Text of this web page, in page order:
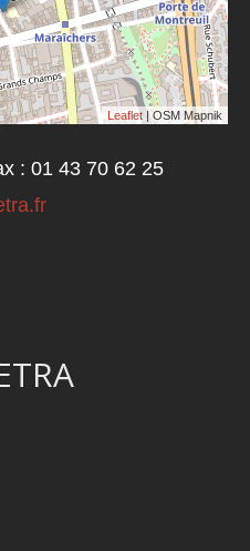
Leaflet | OSM Mapnik
: 01 43 70 62 25